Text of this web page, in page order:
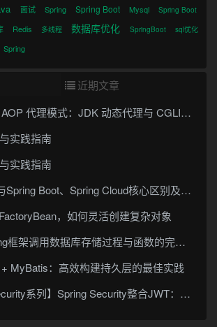
面试 Spring Spring Boot Mysql Spring Boot
Redis 多线程 数据库优化 SpringBoot sql优化
Spring
近期文章
代理模式：JDK 动态代理与 CGLIB 原理
实践指南
实践指南
Boot、Spring Cloud核心区别及技术演进
，如何灵活创建复杂对象
架调用数据库存储过程与函数的完整指南
MyBatis：高效构建持久层的最佳实践
系列】Spring Security整合JWT：构建安全的Web应用